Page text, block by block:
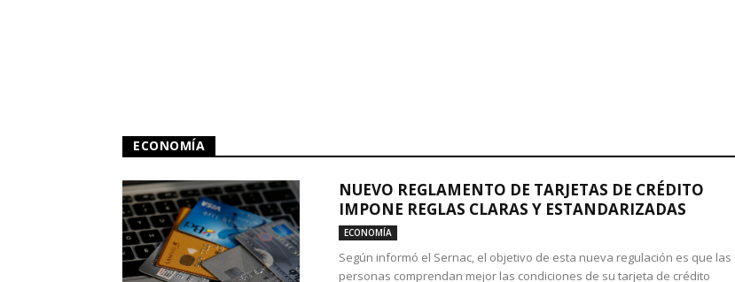
ECONOMÍA
NUEVO REGLAMENTO DE TARJETAS DE CRÉDITO
IMPONE REGLAS CLARAS Y ESTANDARIZADAS
ECONOMÍA
Según informó el Sernac, el objetivo de esta nueva regulación es que las
personas comprendan mejor las condiciones de su tarjeta de crédito